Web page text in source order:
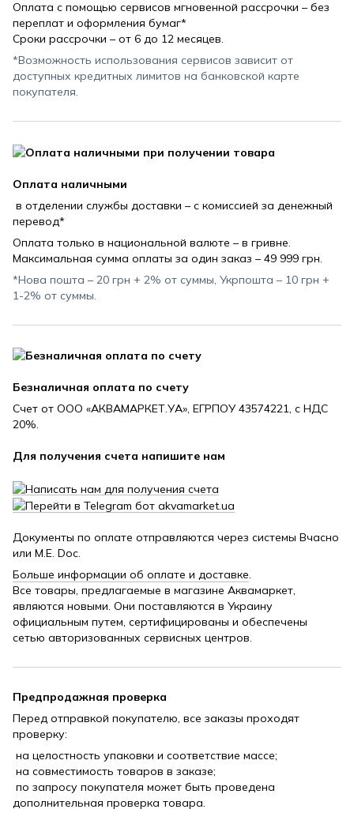
Оплата с помощью сервисов мгновенной рассрочки – без
переплат и оформления бумаг*
Сроки рассрочки – от 6 до 12 месяцев.
*Возможность использования сервисов зависит от
доступных кредитных лимитов на банковской карте
покупателя.
Оплата наличными
в отделении службы доставки – с комиссией за денежный
перевод*
Оплата только в национальной валюте – в гривне.
Максимальная сумма оплаты за один заказ – 49 999 грн.
*Нова пошта – 20 грн + 2% от суммы, Укрпошта – 10 грн +
1-2% от суммы.
Безналичная оплата по счету
Счет от ООО «АКВАМАРКЕТ.УА», ЕГРПОУ 43574221, с НДС
20%.
Для получения счета напишите нам
Документы по оплате отправляются через системы Вчасно
или M.E. Doc.
Больше информации об оплате и доставке.
Все товары, предлагаемые в магазине Аквамаркет,
являются новыми. Они поставляются в Украину
официальным путем, сертифицированы и обеспечены
сетью авторизованных сервисных центров.
Предпродажная проверка
Перед отправкой покупателю, все заказы проходят
проверку:
на целостность упаковки и соответствие массе;
на совместимость товаров в заказе;
по запросу покупателя может быть проведена
дополнительная проверка товара.